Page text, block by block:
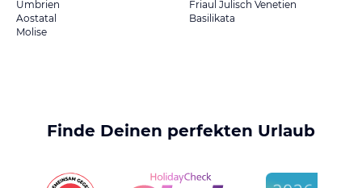
Umbrien
Friaul Julisch Venetien
Aostatal
Basilikata
Molise
Finde Deinen perfekten Urlaub